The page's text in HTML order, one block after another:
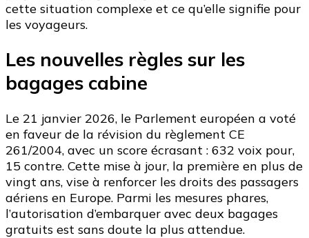
cette situation complexe et ce qu’elle signifie pour
les voyageurs.
Les nouvelles règles sur les
bagages cabine
Le 21 janvier 2026, le Parlement européen a voté
en faveur de la révision du règlement CE
261/2004, avec un score écrasant : 632 voix pour,
15 contre. Cette mise à jour, la première en plus de
vingt ans, vise à renforcer les droits des passagers
aériens en Europe. Parmi les mesures phares,
l’autorisation d’embarquer avec deux bagages
gratuits est sans doute la plus attendue.